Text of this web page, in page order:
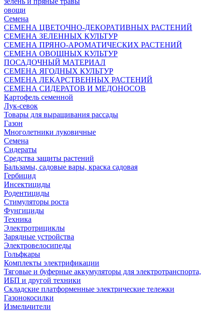
овощи
Семена
СЕМЕНА ЦВЕТОЧНО-ДЕКОРАТИВНЫХ РАСТЕНИЙ
СЕМЕНА ЗЕЛЕННЫХ КУЛЬТУР
СЕМЕНА ПРЯНО-АРОМАТИЧЕСКИХ РАСТЕНИЙ
СЕМЕНА ОВОЩНЫХ КУЛЬТУР
ПОСАДОЧНЫЙ МАТЕРИАЛ
СЕМЕНА ЯГОДНЫХ КУЛЬТУР
СЕМЕНА ЛЕКАРСТВЕННЫХ РАСТЕНИЙ
СЕМЕНА СИДЕРАТОВ И МЕДОНОСОВ
Картофель семенной
Лук-севок
Товары для выращивания рассады
Газон
Многолетники луковичные
Семена
Сидераты
Средства защиты растений
Бальзамы, садовые вары, краска садовая
Гербицид
Инсектициды
Родентициды
Стимуляторы роста
Фунгициды
Техника
Электротрициклы
Зарядные устройства
Электровелосипеды
Гольфкары
Комплекты электрификации
Тяговые и буферные аккумуляторы для электротранспорта,
ИБП и другой техники
Складские платформенные электрические тележки
Газонокосилки
Измельчители